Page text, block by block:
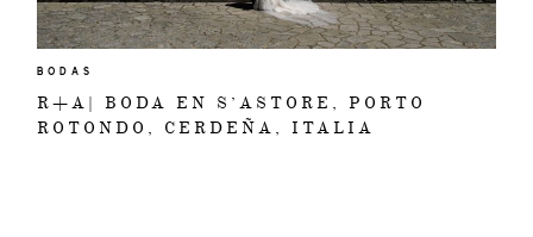
BODAS
R+A| BODA EN S’ASTORE, PORTO
ROTONDO, CERDEÑA, ITALIA